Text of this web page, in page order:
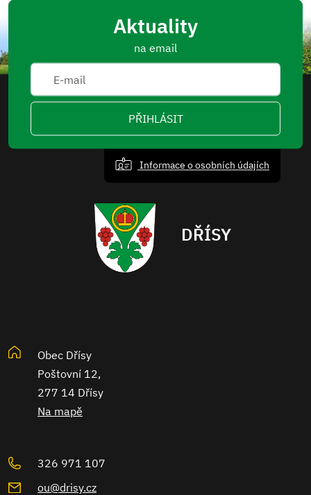
Aktuality
na email
PŘIHLÁSIT
Informace o osobních údajích
DŘÍSY
Obec Dřísy
Poštovní 12,
277 14 Dřísy
Na mapě
326 971 107
ou@drisy.cz